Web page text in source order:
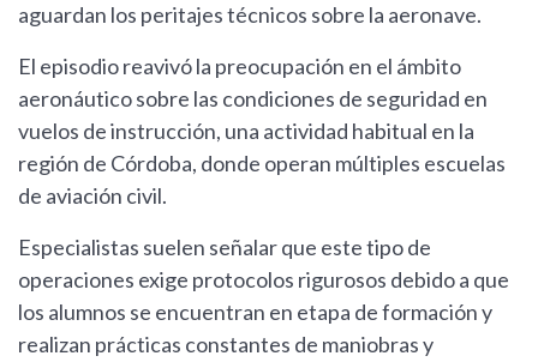
aguardan los peritajes técnicos sobre la aeronave.
El episodio reavivó la preocupación en el ámbito
aeronáutico sobre las condiciones de seguridad en
vuelos de instrucción, una actividad habitual en la
región de Córdoba, donde operan múltiples escuelas
de aviación civil.
Especialistas suelen señalar que este tipo de
operaciones exige protocolos rigurosos debido a que
los alumnos se encuentran en etapa de formación y
realizan prácticas constantes de maniobras y